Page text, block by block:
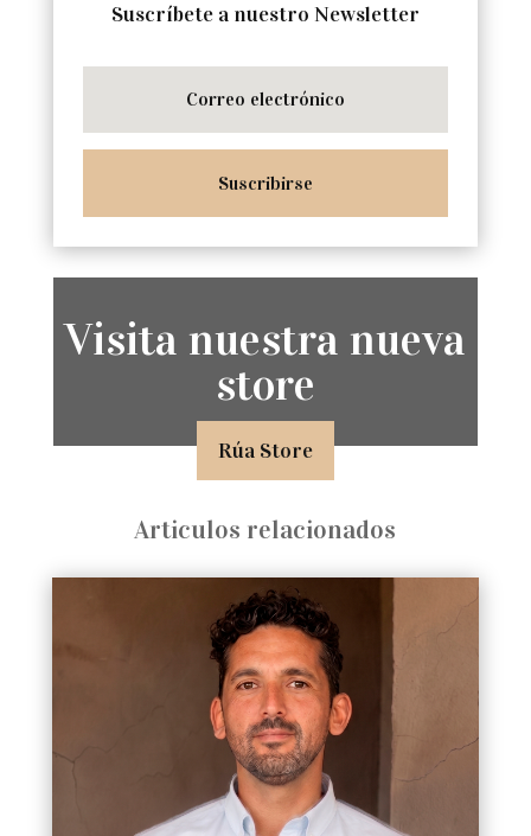
Suscríbete a nuestro Newsletter
Suscribirse
Visita nuestra nueva
store
Rúa Store
Articulos relacionados